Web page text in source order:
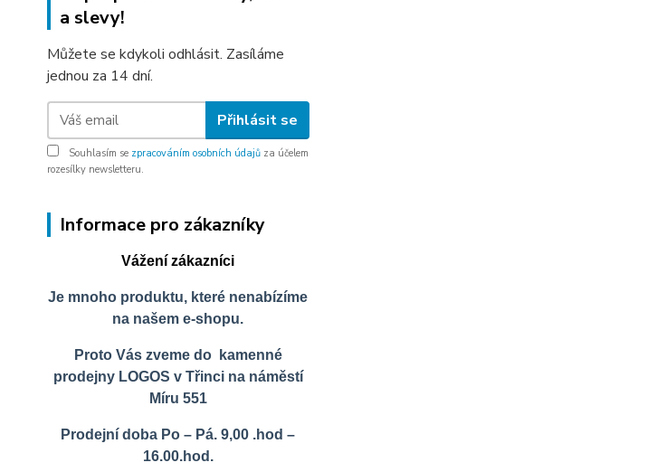
a slevy!
Můžete se kdykoli odhlásit. Zasíláme
jednou za 14 dní.
Přihlásit se
Souhlasím se zpracováním osobních údajů za účelem
rozesílky newsletteru.
Informace pro zákazníky
Vážení zákazníci
Je mnoho produktu, které nenabízíme
na našem e-shopu.
Proto Vás zveme do kamenné
prodejny LOGOS v Třinci na náměstí
Míru 551
Prodejní doba Po – Pá. 9,00 .hod –
16.00.hod.